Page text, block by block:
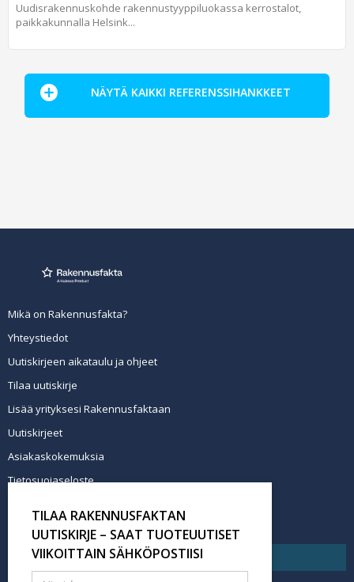
Uudisrakennuskohde rakennustyyppiluokassa kerrostalot,
paikkakunnalla Helsink...
NÄYTÄ KAIKKI REFERENSSIHANKKEET
Mikä on Rakennusfakta?
Yhteystiedot
Uutiskirjeen aikataulu ja ohjeet
Tilaa uutiskirje
Lisää yrityksesi Rakennusfaktaan
Uutiskirjeet
Asiakaskokemuksia
Tietosuojaseloste
Tilaa uutiskirje
TILAA RAKENNUSFAKTAN
UUTISKIRJE – SAAT TUOTEUUTISET
VIIKOITTAIN SÄHKÖPOSTIISI